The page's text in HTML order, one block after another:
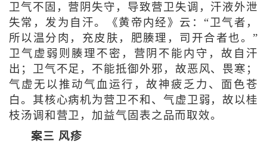
卫气不固，营阴失守，导致营卫失调，汗液外泄
失常，发为自汗。《黄帝内经》云：“卫气者，
所以温分肉，充皮肤，肥腠理，司开合者也。”
卫气虚弱则腠理不密，营阴不能内守，故自汗
出；卫气不足，不能抵御外邪，故恶风、畏寒；
气虚无以推动气血运行，故神疲乏力、面色苍
白。其核心病机为营卫不和、气虚卫弱，故以桂
枝汤调和营卫，加益气固表之品而取效。
案三 风疹